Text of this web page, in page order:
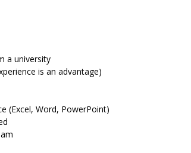
a university
is an advantage)
(Excel, Word, PowerPoint)